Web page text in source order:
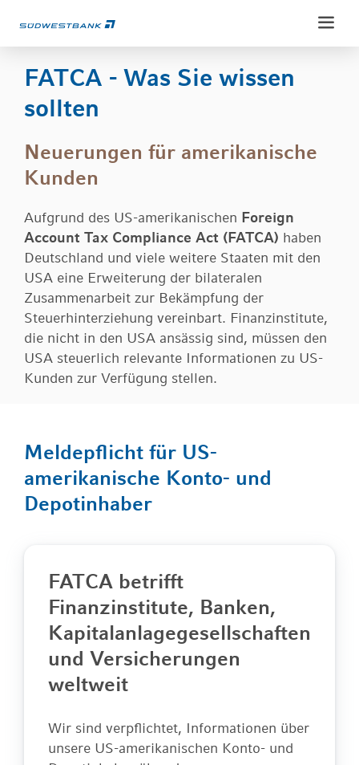
Weiter
Weiter
Privatkunden
Konten & Karten
Sparen & Anlegen
Kredite
Vorsorgen & Absichern
Erben & Vererben
Private Banking
Ansprechpartner
Konto & Karten
Geldanlage
Vermögensbetreuung
Wertpapierdepots
Finanzierung
Vorsorge & Absicherung
Erben & Vererben
Unternehmenskunden
Konto & Zahlungsverkehr
Finanzierung und Fördermittel
Versichern & Absichern
Anlegen & Vermögen
Übermittlung der wirtschaftlichen Daten
Service
Service-Portal
Electronic-Banking
Kontoservice
Abgeltungssteuer
Downloadcenter
Über uns
Über uns
Online-Filiale
FATCA - Was Sie wissen
sollten
Neuerungen für amerikanische
Kunden
Aufgrund des US-amerikanischen Foreign
Account Tax Compliance Act (FATCA) haben
Deutschland und viele weitere Staaten mit den
USA eine Erweiterung der bilateralen
Zusammenarbeit zur Bekämpfung der
Steuerhinterziehung vereinbart. Finanzinstitute,
die nicht in den USA ansässig sind, müssen den
USA steuerlich relevante Informationen zu US-
Kunden zur Verfügung stellen.
Meldepflicht für US-
amerikanische Konto- und
Depotinhaber
FATCA betrifft
Finanzinstitute, Banken,
Kapitalanlagegesellschaften
und Versicherungen
weltweit
Wir sind verpflichtet, Informationen über
unsere US-amerikanischen Konto- und